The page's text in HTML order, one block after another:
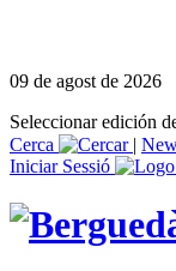
09 de agost de 2026
Seleccionar edición
Cerca
|
Iniciar Sessió